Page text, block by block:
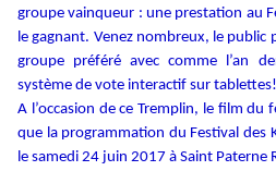
groupe vainqueur : une prestation au
le gagnant. Venez nombreux, le public
groupe préféré avec comme l’an
système de vote interactif sur tablettes!
A l’occasion de ce Tremplin, le film
que la programmation du Festival des
le samedi 24 juin 2017 à Saint Paterne